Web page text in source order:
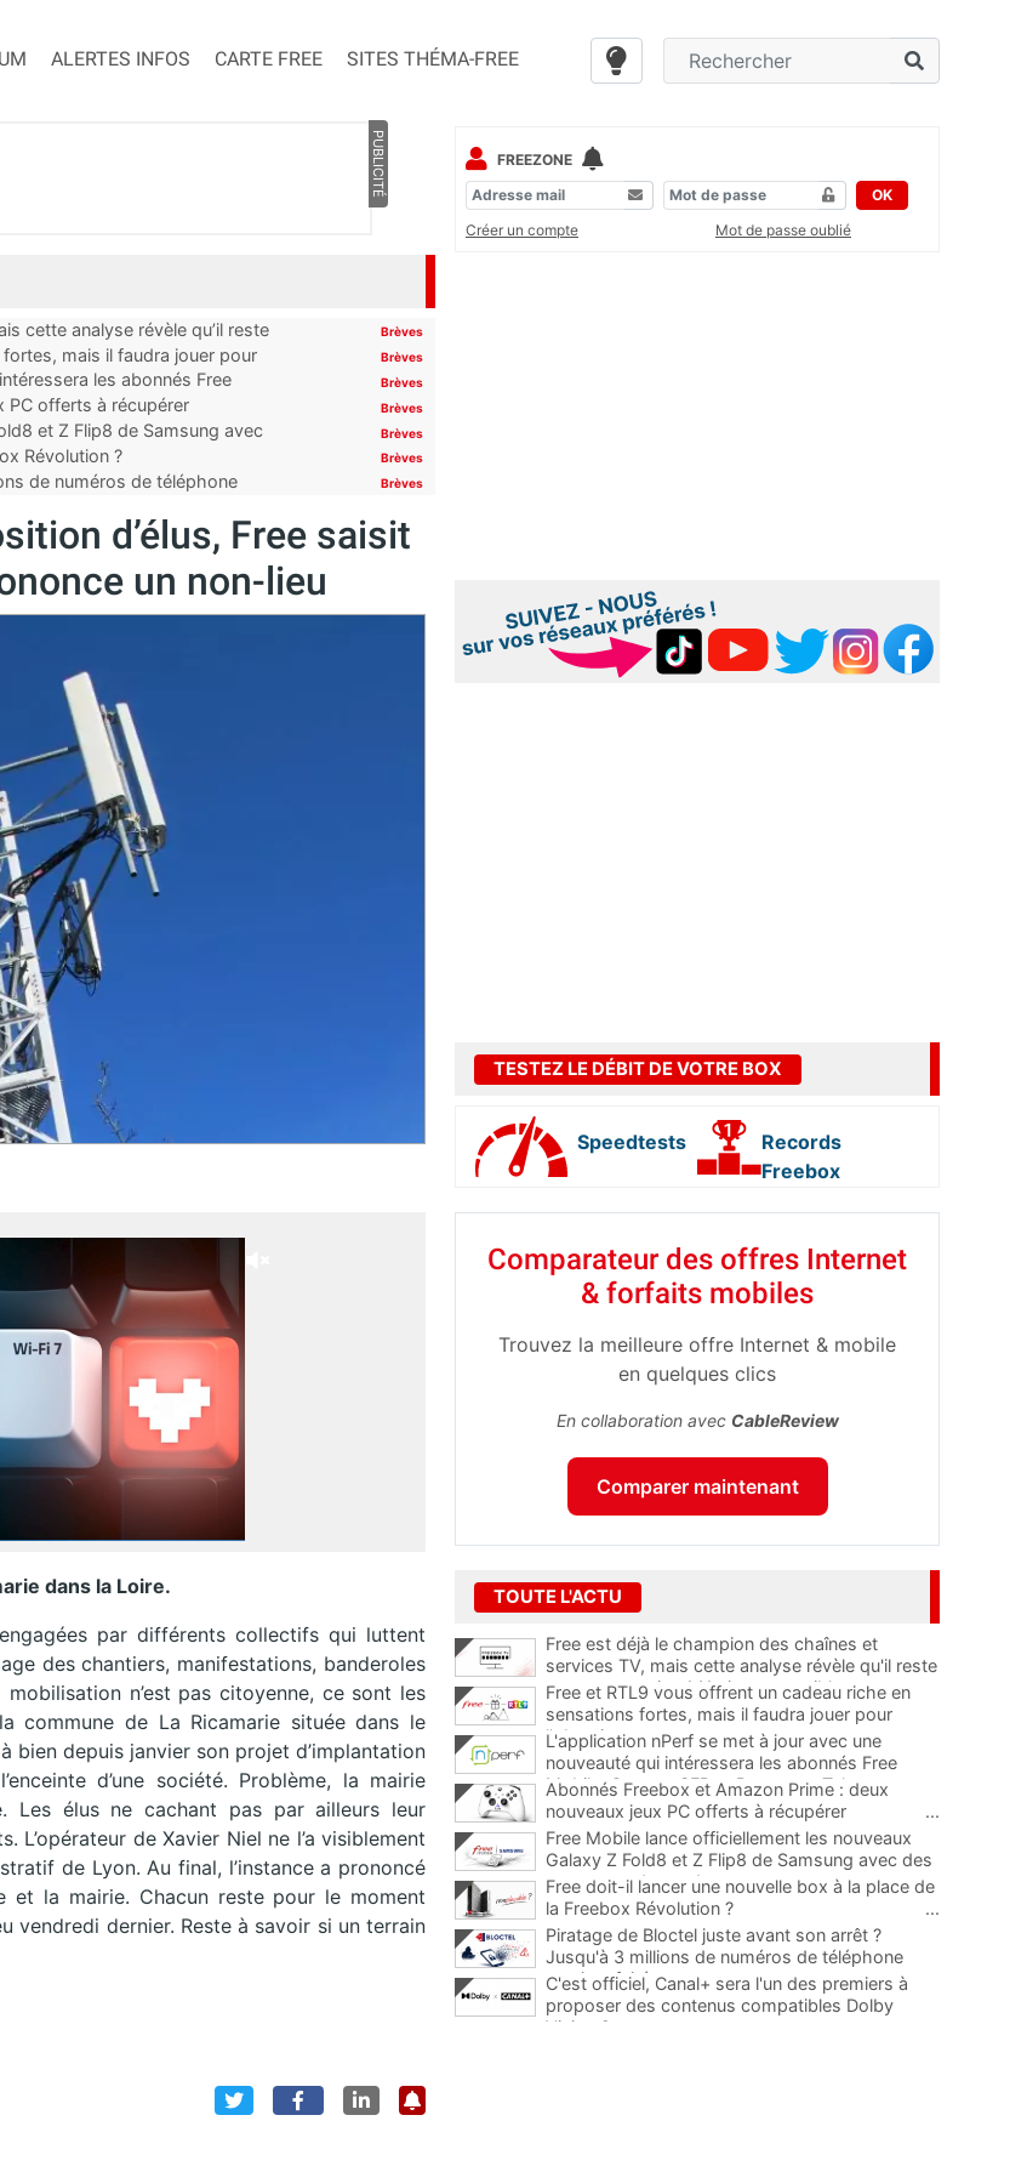
ALERTES INFOS CARTE FREE SITES THÉMA-FREE
PUBLICITÉ
cette analyse révèle qu’il reste
Brèves
mais il faudra jouer pour
Brèves
les abonnés Free
Brèves
PC offerts à récupérer Brèves
et Z Flip8 de Samsung avec
Brèves
Révolution ? Brèves
de numéros de téléphone
Brèves
d’élus, Free saisit
un non-lieu
dans la Loire.
par différents collectifs qui luttent
des chantiers, manifestations, banderoles
n’est pas citoyenne, ce sont les
commune de La Ricamarie située dans le
bien depuis janvier son projet d’implantation
d’une société. Problème, la mairie
Les élus ne cachant pas par ailleurs leur
de Xavier Niel ne l’a visiblement
de Lyon. Au final, l’instance a prononcé
et la mairie. Chacun reste pour le moment
vendredi dernier. Reste à savoir si un terrain
FREEZONE
OK
Créer un compte
Mot de passe oublié
TESTEZ LE DÉBIT DE VOTRE BOX
Speedtests
Records
Freebox
Comparateur des offres Internet
& forfaits mobiles
Trouvez la meilleure offre Internet & mobile
en quelques clics
En collaboration avec CableReview
Comparer maintenant
TOUTE L'ACTU
Free est déjà le champion des chaînes et
services TV, mais cette analyse révèle qu'il reste
encore au moins 141 ajouts possibles
Free et RTL9 vous offrent un cadeau riche en
sensations fortes, mais il faudra jouer pour
l'obtenir
L'application nPerf se met à jour avec une
nouveauté qui intéressera les abonnés Free
Mobile, Orange, SFR et Bouygues Telecom
Abonnés Freebox et Amazon Prime : deux
nouveaux jeux PC offerts à récupérer
...
Free Mobile lance officiellement les nouveaux
Galaxy Z Fold8 et Z Flip8 de Samsung avec des
promos et des cadeaux
...
Free doit-il lancer une nouvelle box à la place de
la Freebox Révolution ?
...
Piratage de Bloctel juste avant son arrêt ?
Jusqu'à 3 millions de numéros de téléphone
auraient fuité
C'est officiel, Canal+ sera l'un des premiers à
proposer des contenus compatibles Dolby
Vision 2